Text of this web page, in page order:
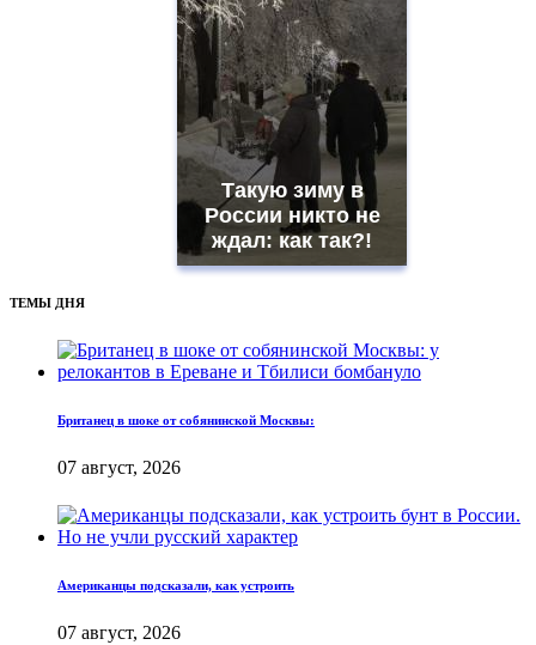
Такую зиму в
России никто не
ждал: как так?!
ТЕМЫ ДНЯ
Британец в шоке от собянинской Москвы:
07 август, 2026
Американцы подсказали, как устроить
07 август, 2026